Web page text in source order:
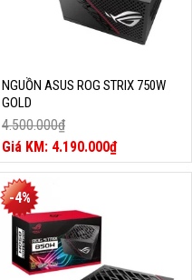
NGUỒN ASUS ROG STRIX 750W
GOLD
4.500.000₫
Giá
gốc
là:
4.500.000₫.
4.190.000₫
Giá
hiện
tại
là:
4.190.000₫.
-4%